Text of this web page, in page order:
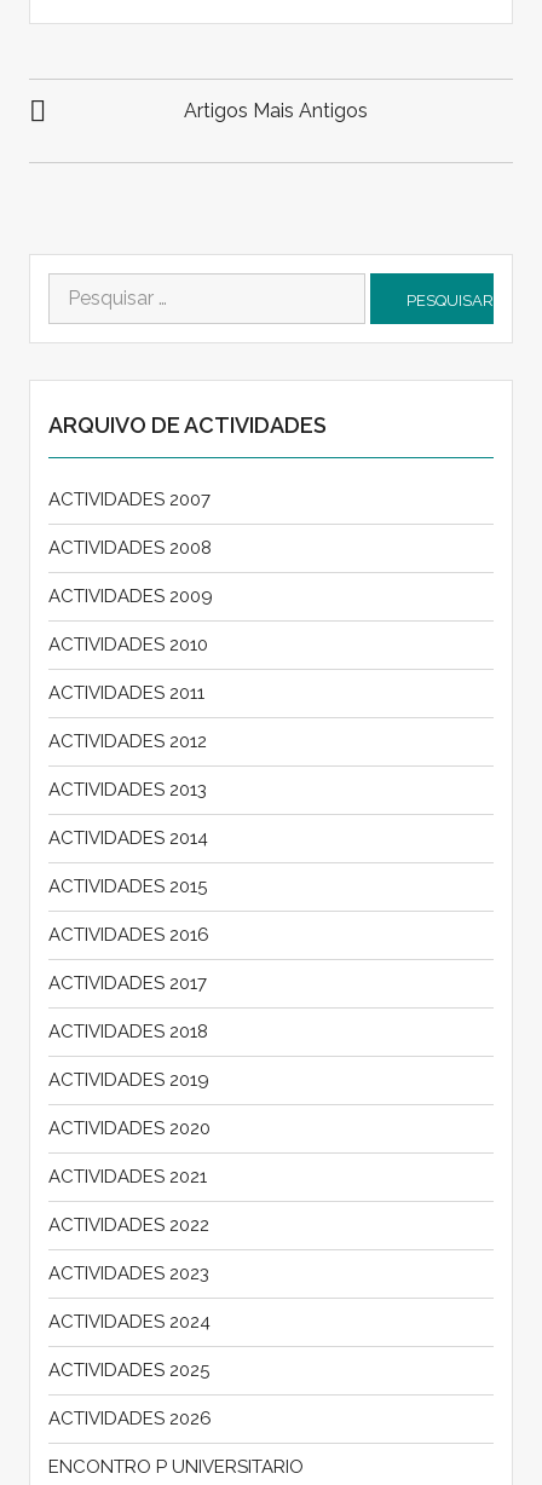
NAVEGAÇÃO
DE
Artigos Mais Antigos
Pesquisar
por:
ARQUIVO DE ACTIVIDADES
ACTIVIDADES 2007
ACTIVIDADES 2008
ACTIVIDADES 2009
ACTIVIDADES 2010
ACTIVIDADES 2011
ACTIVIDADES 2012
ACTIVIDADES 2013
ACTIVIDADES 2014
ACTIVIDADES 2015
ACTIVIDADES 2016
ACTIVIDADES 2017
ACTIVIDADES 2018
ACTIVIDADES 2019
ACTIVIDADES 2020
ACTIVIDADES 2021
ACTIVIDADES 2022
ACTIVIDADES 2023
ACTIVIDADES 2024
ACTIVIDADES 2025
ACTIVIDADES 2026
ENCONTRO P UNIVERSITARIO